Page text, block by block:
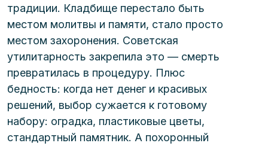
традиции. Кладбище перестало быть
местом молитвы и памяти, стало просто
местом захоронения. Советская
утилитарность закрепила это — смерть
превратилась в процедуру. Плюс
бедность: когда нет денег и красивых
решений, выбор сужается к готовому
набору: оградка, пластиковые цветы,
стандартный памятник. А похоронный